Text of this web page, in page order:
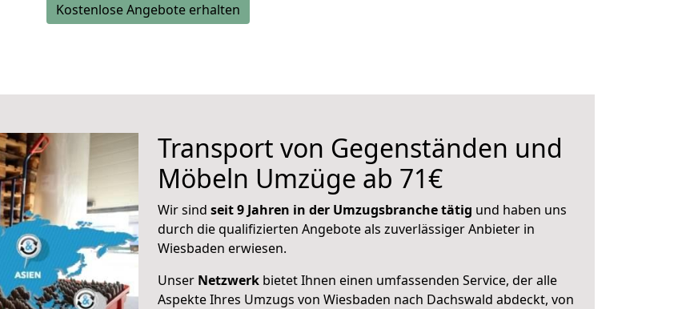
Kostenlose Angebote erhalten
Transport von Gegenständen und
Möbeln Umzüge ab 71€
Wir sind seit 9 Jahren in der Umzugsbranche tätig und haben uns
durch die qualifizierten Angebote als zuverlässiger Anbieter in
Wiesbaden erwiesen.
Unser Netzwerk bietet Ihnen einen umfassenden Service, der alle
Aspekte Ihres Umzugs von Wiesbaden nach Dachswald abdeckt, von